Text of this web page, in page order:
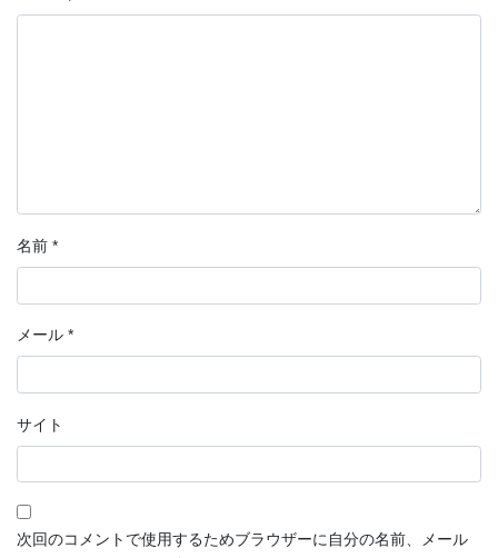
名前 *
メール *
サイト
次回のコメントで使用するためブラウザーに自分の名前、メール